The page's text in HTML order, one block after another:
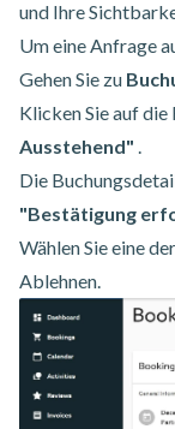
und Ihre
Um eine Anfrage
Gehen Sie zu
Klicken Sie auf
Ausstehend"
Die
"Bestätigung
Wählen Sie eine
Ablehnen.